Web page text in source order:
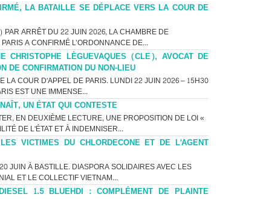
LA BATAILLE SE DÉPLACE VERS LA COUR DE
ARRÊT DU 22 JUIN 2026, LA CHAMBRE DE
A CONFIRMÉ L’ORDONNANCE DE...
CHRISTOPHE LÈGUEVAQUES (CLE), AVOCAT DE
DE CONFIRMATION DU NON-LIEU
COUR D'APPEL DE PARIS. LUNDI 22 JUIN 2026 – 15H30
EST UNE IMMENSE...
UN ÉTAT QUI CONTESTE
EN DEUXIÈME LECTURE, UNE PROPOSITION DE LOI «
DE L'ÉTAT ET À INDEMNISER...
VICTIMES DU CHLORDECONE ET DE L'AGENT
JUIN À BASTILLE. DIASPORA SOLIDAIRES AVEC LES
ET LE COLLECTIF VIETNAM...
1.5 BLUEHDI : COMPLÉMENT DE PLAINTE